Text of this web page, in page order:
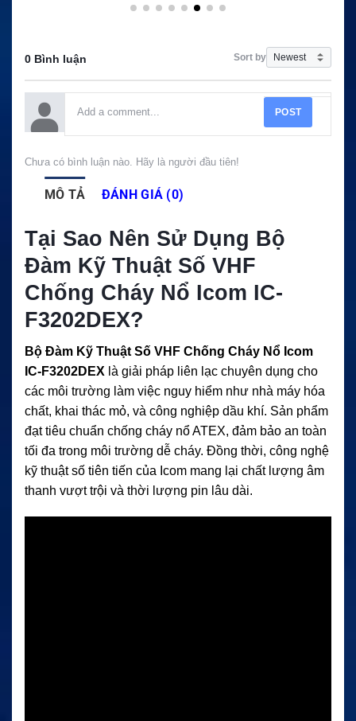
0 Bình luận Sort by
POST
Chưa có bình luận nào. Hãy là người đầu tiên!
MÔ TẢ ĐÁNH GIÁ (0)
Tại Sao Nên Sử Dụng Bộ
Đàm Kỹ Thuật Số VHF
Chống Cháy Nổ Icom IC-
F3202DEX?
Bộ Đàm Kỹ Thuật Số VHF Chống Cháy Nổ Icom
IC-F3202DEX là giải pháp liên lạc chuyên dụng cho
các môi trường làm việc nguy hiểm như nhà máy hóa
chất, khai thác mỏ, và công nghiệp dầu khí. Sản phẩm
đạt tiêu chuẩn chống cháy nổ ATEX, đảm bảo an toàn
tối đa trong môi trường dễ cháy. Đồng thời, công nghệ
kỹ thuật số tiên tiến của Icom mang lại chất lượng âm
thanh vượt trội và thời lượng pin lâu dài.